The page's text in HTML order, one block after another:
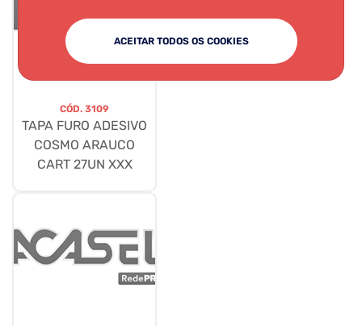
ACEITAR TODOS OS COOKIES
CÓD. 3109
TAPA FURO ADESIVO
COSMO ARAUCO
CART 27UN XXX